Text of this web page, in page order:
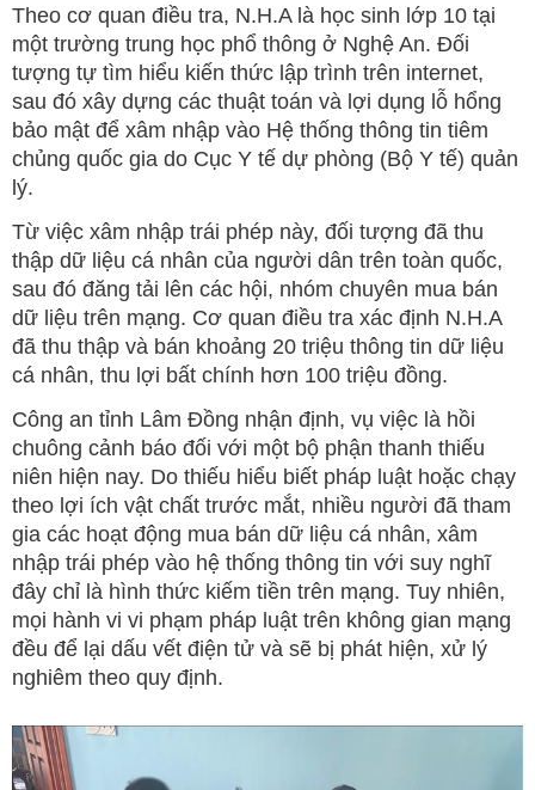
Theo cơ quan điều tra, N.H.A là học sinh lớp 10 tại
một trường trung học phổ thông ở Nghệ An. Đối
tượng tự tìm hiểu kiến thức lập trình trên internet,
sau đó xây dựng các thuật toán và lợi dụng lỗ hổng
bảo mật để xâm nhập vào Hệ thống thông tin tiêm
chủng quốc gia do Cục Y tế dự phòng (Bộ Y tế) quản
lý.
Từ việc xâm nhập trái phép này, đối tượng đã thu
thập dữ liệu cá nhân của người dân trên toàn quốc,
sau đó đăng tải lên các hội, nhóm chuyên mua bán
dữ liệu trên mạng. Cơ quan điều tra xác định N.H.A
đã thu thập và bán khoảng 20 triệu thông tin dữ liệu
cá nhân, thu lợi bất chính hơn 100 triệu đồng.
Công an tỉnh Lâm Đồng nhận định, vụ việc là hồi
chuông cảnh báo đối với một bộ phận thanh thiếu
niên hiện nay. Do thiếu hiểu biết pháp luật hoặc chạy
theo lợi ích vật chất trước mắt, nhiều người đã tham
gia các hoạt động mua bán dữ liệu cá nhân, xâm
nhập trái phép vào hệ thống thông tin với suy nghĩ
đây chỉ là hình thức kiếm tiền trên mạng. Tuy nhiên,
mọi hành vi vi phạm pháp luật trên không gian mạng
đều để lại dấu vết điện tử và sẽ bị phát hiện, xử lý
nghiêm theo quy định.